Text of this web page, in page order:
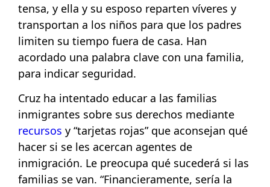
tensa, y ella y su esposo reparten víveres y
transportan a los niños para que los padres
limiten su tiempo fuera de casa. Han
acordado una palabra clave con una familia,
para indicar seguridad.
Cruz ha intentado educar a las familias
inmigrantes sobre sus derechos mediante
recursos y “tarjetas rojas” que aconsejan qué
hacer si se les acercan agentes de
inmigración. Le preocupa qué sucederá si las
familias se van. “Financieramente, sería la